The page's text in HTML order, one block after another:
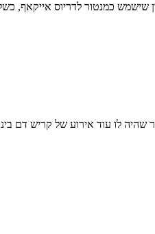
וטרן שישמש כמנטור לדריוס
חתם על הארכת חוזה של 52.2 מיליון ל-3 שנים עם דאלאס כריס בוש